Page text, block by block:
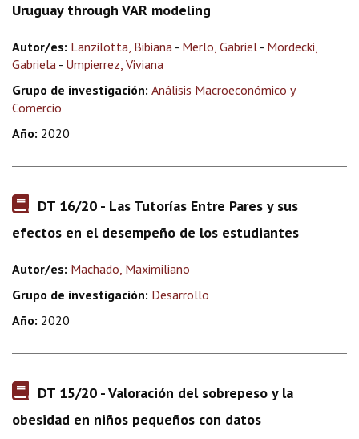
Uruguay through VAR modeling
Autor/es: Lanzilotta, Bibiana - Merlo, Gabriel - Mordecki,
Gabriela - Umpierrez, Viviana
Grupo de investigación: Análisis Macroeconómico y
Comercio
Año: 2020
DT 16/20 - Las Tutorías Entre Pares y sus
efectos en el desempeño de los estudiantes
Autor/es: Machado, Maximiliano
Grupo de investigación: Desarrollo
Año: 2020
DT 15/20 - Valoración del sobrepeso y la
obesidad en niños pequeños con datos